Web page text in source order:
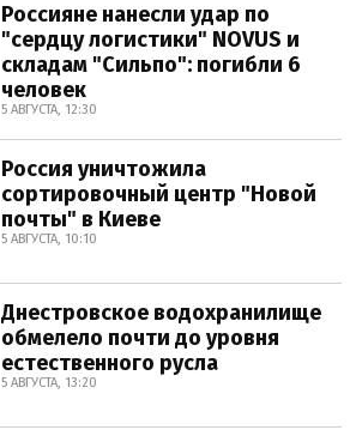
Россияне нанесли удар по
"сердцу логистики" NOVUS и
складам "Сильпо": погибли 6
человек
5 АВГУСТА, 12:30
Россия уничтожила
сортировочный центр "Новой
почты" в Киеве
5 АВГУСТА, 10:10
Днестровское водохранилище
обмелело почти до уровня
естественного русла
5 АВГУСТА, 13:20